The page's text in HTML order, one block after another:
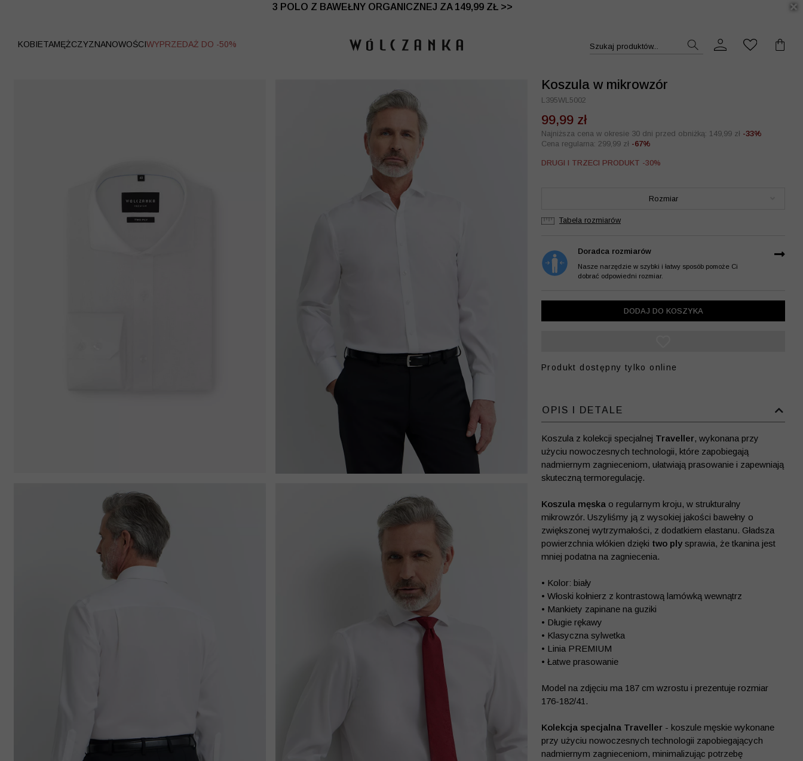
3 POLO Z BAWEŁNY ORGANICZNEJ ZA 149,99 ZŁ >>
WYPRZEDAŻ DO -50% | DODATKOWE -30% NA DRUGI I TRZECI PRODUKT >>
KOBIETAMĘŻCZYZNANOWOŚCIWYPRZEDAŻ DO -50% Szukaj produktów...
Koszula w mikrowzór
L395WL5002
99,99 zł
Najniższa cena w okresie 30 dni przed obniżką: 149,99 zł -33%
Cena regularna: 299,99 zł -67%
DRUGI I TRZECI PRODUKT -30%
Rozmiar
Tabela rozmiarów
Doradca rozmiarów
Nasze narzędzie w szybki i łatwy sposób pomoże Ci
dobrać odpowiedni rozmiar.
DODAJ DO KOSZYKA
Produkt dostępny tylko online
OPIS I DETALE
Koszula z kolekcji specjalnej Traveller, wykonana przy
użyciu nowoczesnych technologii, które zapobiegają
nadmiernym zagnieceniom, ułatwiają prasowanie i zapewniają
skuteczną termoregulację.
Koszula męska o regularnym kroju, w strukturalny
mikrowzór. Uszyliśmy ją z wysokiej jakości bawełny o
zwiększonej wytrzymałości, z dodatkiem elastanu. Gładsza
powierzchnia włókien dzięki two ply sprawia, że tkanina jest
mniej podatna na zagniecenia.
• Kolor: biały
• Włoski kołnierz z kontrastową lamówką wewnątrz
• Mankiety zapinane na guziki
• Długie rękawy
• Klasyczna sylwetka
• Linia PREMIUM
• Łatwe prasowanie
Model na zdjęciu ma 187 cm wzrostu i prezentuje rozmiar
176-182/41.
Kolekcja specjalna Traveller - koszule męskie wykonane
przy użyciu nowoczesnych technologii zapobiegających
nadmiernym zagnieceniom, minimalizując potrzebę